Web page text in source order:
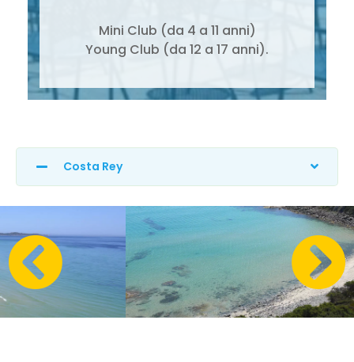
Mini Club (da 4 a 11 anni)
Young Club (da 12 a 17 anni).
Costa Rey